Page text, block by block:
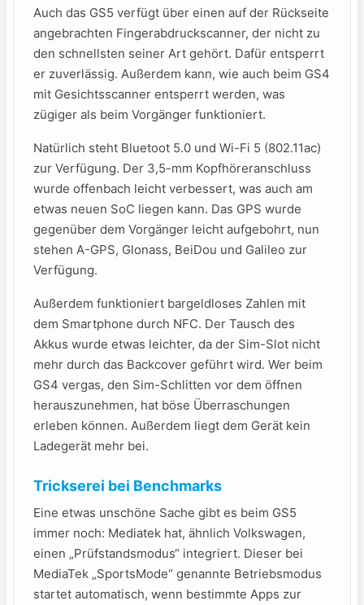
Auch das GS5 verfügt über einen auf der Rückseite
angebrachten Fingerabdruckscanner, der nicht zu
den schnellsten seiner Art gehört. Dafür entsperrt
er zuverlässig. Außerdem kann, wie auch beim GS4
mit Gesichtsscanner entsperrt werden, was
zügiger als beim Vorgänger funktioniert.
Natürlich steht Bluetoot 5.0 und Wi-Fi 5 (802.11ac)
zur Verfügung. Der 3,5-mm Kopfhöreranschluss
wurde offenbach leicht verbessert, was auch am
etwas neuen SoC liegen kann. Das GPS wurde
gegenüber dem Vorgänger leicht aufgebohrt, nun
stehen A-GPS, Glonass, BeiDou und Galileo zur
Verfügung.
Außerdem funktioniert bargeldloses Zahlen mit
dem Smartphone durch NFC. Der Tausch des
Akkus wurde etwas leichter, da der Sim-Slot nicht
mehr durch das Backcover geführt wird. Wer beim
GS4 vergas, den Sim-Schlitten vor dem öffnen
herauszunehmen, hat böse Überraschungen
erleben können. Außerdem liegt dem Gerät kein
Ladegerät mehr bei.
Trickserei bei Benchmarks
Eine etwas unschöne Sache gibt es beim GS5
immer noch: Mediatek hat, ähnlich Volkswagen,
einen „Prüfstandsmodus“ integriert. Dieser bei
MediaTek „SportsMode“ genannte Betriebsmodus
startet automatisch, wenn bestimmte Apps zur